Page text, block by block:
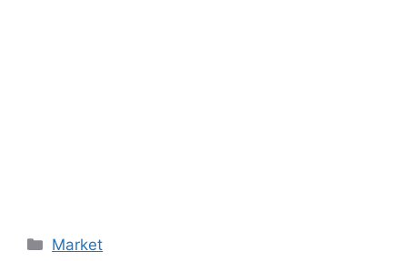
Categories
Market